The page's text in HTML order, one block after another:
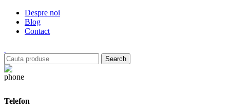
Despre noi
Blog
Contact
Search
Telefon